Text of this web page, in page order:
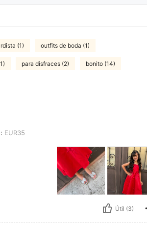
(1) outfits de boda (1)
para disfraces (2) bonito (14)
EUR35
Útil (3)